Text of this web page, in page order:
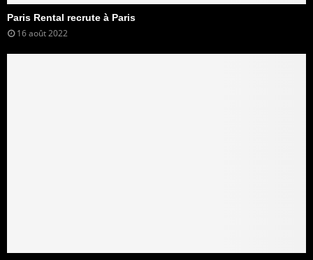
Paris Rental recrute à Paris
16 août 2022